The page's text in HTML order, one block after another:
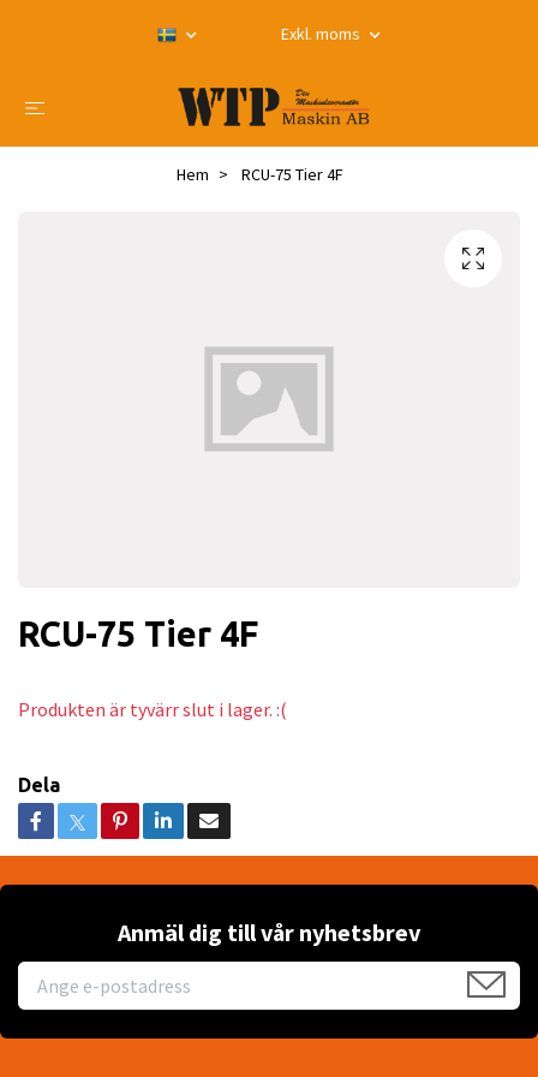
Exkl. moms
Hem RCU-75 Tier 4F
RCU-75 Tier 4F
Produkten är tyvärr slut i lager. :(
Dela
Anmäl dig till vår nyhetsbrev